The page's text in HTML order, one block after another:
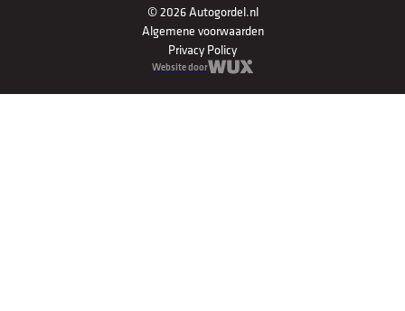
© 2026 Autogordel.nl
Algemene voorwaarden
Privacy Policy
Website door